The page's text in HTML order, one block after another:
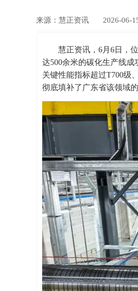
来源：慧正资讯 2026-06-
慧正资讯，6月6日，
达500余米的碳化生产线
关键性能指标超过T700级
彻底填补了广东省该领域的